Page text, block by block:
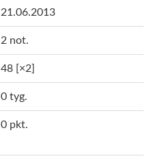
21.06.2013
2 not.
48 [×2]
0 tyg.
0 pkt.